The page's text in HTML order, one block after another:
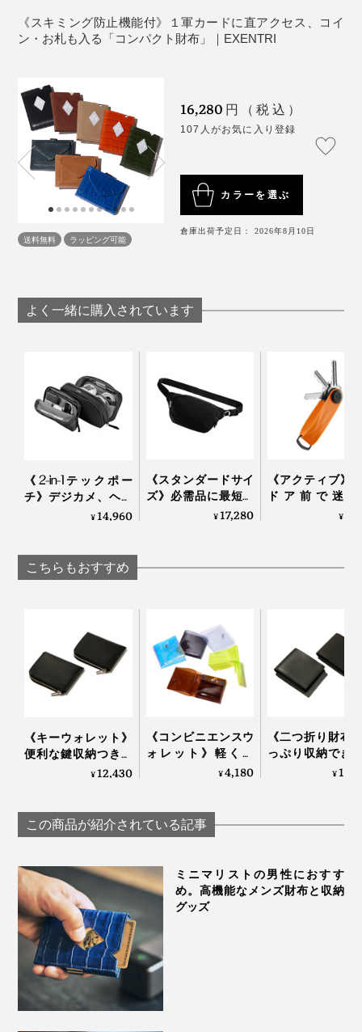
さらに、①の面には留め具と１枚板になったステンレス
板が入っており、スキミング防止機能とともに、財布の
型崩れを防止しています。
色展開は、カイマンの型押しが施された３色と、革本来
のキメをそのまま活かした5色の全8色。ベーシックカラ
しようか迷うのも楽しみです。
サイズが小さいから、鮮やかな色もカイマンの型押しも
入学のお祝いにもふさわしいたたずまいです。
に逆戻りしていました。
段使うカードだけを選抜し、お札もコインも数枚にした
ら、支払いにもたつくことがなくなって、バッグの中
も、頭の中もすっきり。
今回初めて知ったのが、タッチ決済のときにカードの全
面をかざす必要はないということ。たった1.5cmでいい
なら、わざわざカードを取り出す必要なんてない。この
発想力にも脱帽です。
また、『EXENTRI』はAMEXと提携し、ロゴ入りの別
のこと。ひし形の窓からAMEXのキャラクター、ケント
ゥリオの顔がちょうど見えるように収まるので、AMEX
《スキミング防止機能付》１軍カードに直アクセス、コイ
ン・お札も入る「コンパクト財布」｜EXENTRI
送料無料 ラッピング可能
16,280 円（税込）
107人がお気に入り登録
カラーを選ぶ
倉庫出荷予定日： 2026年8月10日
よく一緒に購入されています
《2-in-1テックポー
チ》デジカメ、ヘッ
ドホン、電源アダプ
具がたっぷり入る
「ビジネスポーチ
¥14,960
《スタンダードサイ
ズ》必需品に最短ア
クセス、誰でも整理
¥17,280
《アクティブ》
ドア前で迷
い。“鍵収納”を
¥
こちらもおすすめ
《キーウォレット》
便利な鍵収納つき！
デッドスペースがな
¥12,430
《コンビニエンスウ
ォレット》軽くて
薄〜いクリア素材、
｜sugata
¥4,180
《二つ折り財布
っぷり収納でき
デッドスペース
¥
この商品が紹介されている記事
ミニマリストの男性におすす
め。高機能なメンズ財布と収納
グッズ